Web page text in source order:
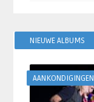
NIEUWE ALBUMS
AANKONDIGINGEN